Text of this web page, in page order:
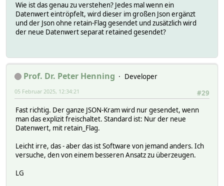
Wie ist das genau zu verstehen? Jedes mal wenn ein
Datenwert eintröpfelt, wird dieser im großen Json ergänzt
und der Json ohne retain-Flag gesendet und zusätzlich wird
der neue Datenwert separat retained gesendet?
Prof. Dr. Peter Henning
Developer
#29
05 Februar 2025, 12:34:21
Fast richtig. Der ganze JSON-Kram wird nur gesendet, wenn
man das explizit freischaltet. Standard ist: Nur der neue
Datenwert, mit retain_Flag.
Leicht irre, das - aber das ist Software von jemand anders. Ich
versuche, den von einem besseren Ansatz zu überzeugen.
LG